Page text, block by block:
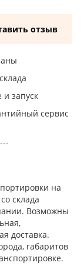
отзыв
запуск
сервис
на
склада
Возможны
доставка.
габаритов